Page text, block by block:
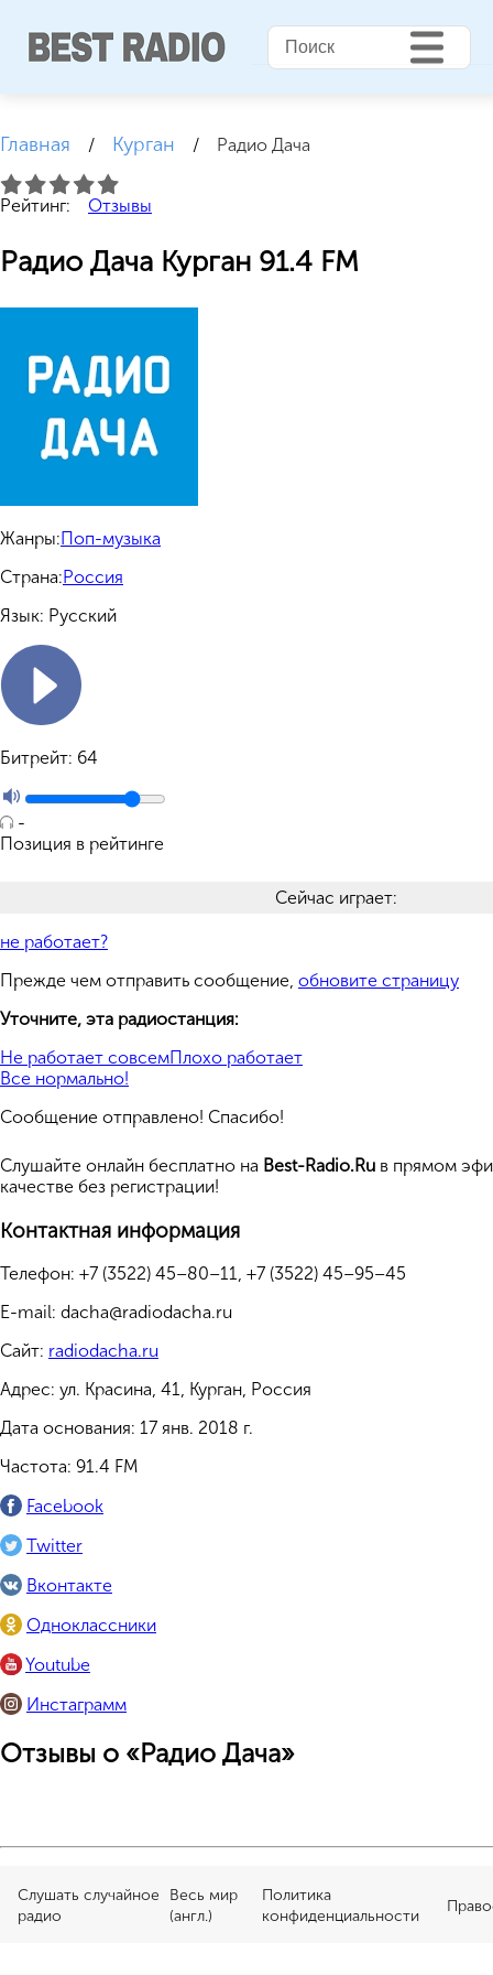
Главная / Курган / Радио Дача
Рейтинг: Отзывы
Радио Дача Курган 91.4 FM
Жанры:Поп-музыка
Страна:Россия
Язык: Русский
Битрейт: 64
-
Позиция в рейтинге
Сейчас играет:
не работает?
Прежде чем отправить сообщение, обновите страницу
Уточните, эта радиостанция:
Не работает совсемПлохо работает
Все нормально!
Сообщение отправлено! Спасибо!
Cлушайте онлайн бесплатно на Best-Radio.Ru в прямом
качестве без регистрации!
Контактная информация
Телефон: +7 (3522) 45–80–11, +7 (3522) 45–95–45
E-mail: dacha@radiodacha.ru
Сайт: radiodacha.ru
Адрес: ул. Красина, 41, Курган, Россия
Дата основания: 17 янв. 2018 г.
Частота: 91.4 FM
Facebook
Twitter
Вконтакте
Одноклассники
Youtube
Инстаграмм
Отзывы о «Радио Дача»
Слушать случайное
радио
Весь мир
(англ.)
Политика
конфиденциальности